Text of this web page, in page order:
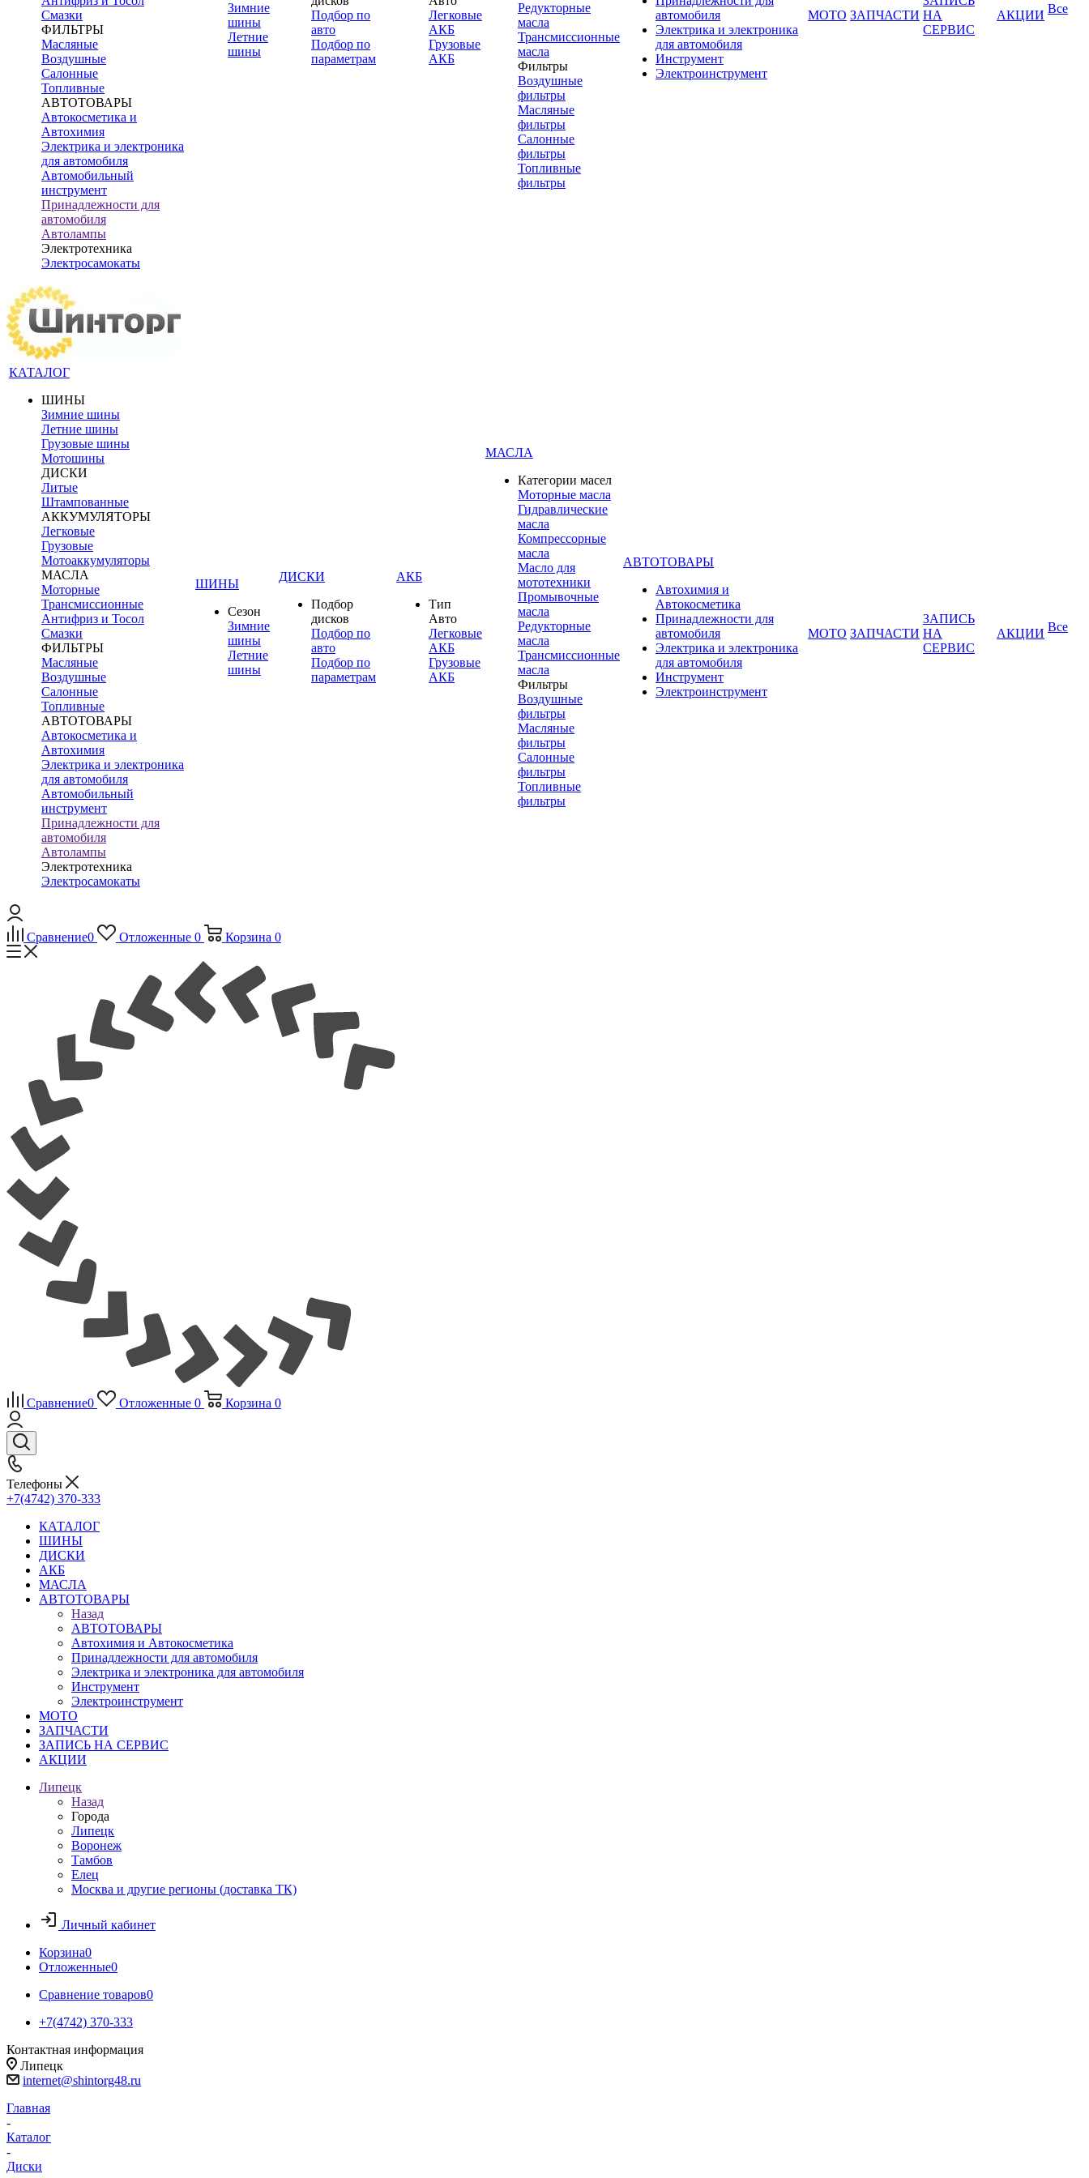
Смазки
ФИЛЬТРЫ
Масляные
Воздушные
Салонные
Топливные
АВТОТОВАРЫ
Автокосметика и
Автохимия
Электрика и электроника
для автомобиля
Автомобильный
инструмент
Принадлежности для
автомобиля
Автолампы
Электротехника
Электросамокаты
Зимние
шины
Летние
шины
Подбор по
авто
Подбор по
параметрам
Легковые
АКБ
Грузовые
АКБ
Редукторные
масла
Трансмиссионные
масла
Фильтры
Воздушные
фильтры
Масляные
фильтры
Салонные
фильтры
Топливные
фильтры
автомобиля
Электрика и электроника
для автомобиля
Инструмент
Электроинструмент
МОТО ЗАПЧАСТИ НА
СЕРВИС
АКЦИИ Все
КАТАЛОГ
ШИНЫ
Зимние шины
Летние шины
Грузовые шины
Мотошины
ДИСКИ
Литые
Штампованные
АККУМУЛЯТОРЫ
Легковые
Грузовые
Мотоаккумуляторы
МАСЛА
Моторные
Трансмиссионные
Антифриз и Тосол
Смазки
ФИЛЬТРЫ
Масляные
Воздушные
Салонные
Топливные
АВТОТОВАРЫ
Автокосметика и
Автохимия
Электрика и электроника
для автомобиля
Автомобильный
инструмент
Принадлежности для
автомобиля
Автолампы
Электротехника
Электросамокаты
ШИНЫ
Сезон
Зимние
шины
Летние
шины
ДИСКИ
Подбор
дисков
Подбор по
авто
Подбор по
параметрам
АКБ
Тип
Авто
Легковые
АКБ
Грузовые
АКБ
МАСЛА
Категории масел
Моторные масла
Гидравлические
масла
Компрессорные
масла
Масло для
мототехники
Промывочные
масла
Редукторные
масла
Трансмиссионные
масла
Фильтры
Воздушные
фильтры
Масляные
фильтры
Салонные
фильтры
Топливные
фильтры
АВТОТОВАРЫ
Автохимия и
Автокосметика
Принадлежности для
автомобиля
Электрика и электроника
для автомобиля
Инструмент
Электроинструмент
МОТО ЗАПЧАСТИ
ЗАПИСЬ
НА
СЕРВИС
АКЦИИ Все
Сравнение0 Отложенные 0 Корзина 0
Сравнение0 Отложенные 0 Корзина 0
Телефоны
+7(4742) 370-333
КАТАЛОГ
ШИНЫ
ДИСКИ
АКБ
МАСЛА
АВТОТОВАРЫ
Назад
АВТОТОВАРЫ
Автохимия и Автокосметика
Принадлежности для автомобиля
Электрика и электроника для автомобиля
Инструмент
Электроинструмент
МОТО
ЗАПЧАСТИ
ЗАПИСЬ НА СЕРВИС
АКЦИИ
Липецк
Назад
Города
Липецк
Воронеж
Тамбов
Елец
Москва и другие регионы (доставка ТК)
Личный кабинет
Корзина0
Отложенные0
Сравнение товаров0
+7(4742) 370-333
Контактная информация
Липецк
internet@shintorg48.ru
Главная
-
Каталог
-
Диски